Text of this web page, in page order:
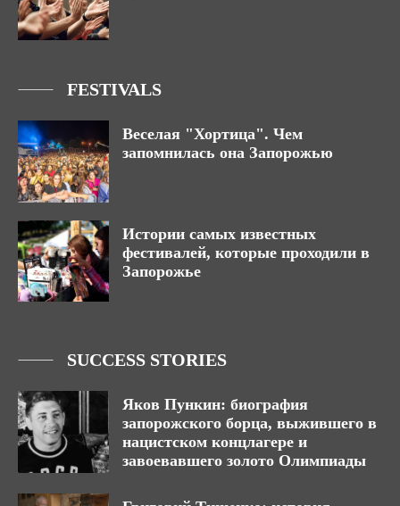
FESTIVALS
Веселая "Хортица". Чем
запомнилась она Запорожью
Истории самых известных
фестивалей, которые проходили в
Запорожье
SUCCESS STORIES
Яков Пункин: биография
запорожского борца, выжившего в
нацистском концлагере и
завоевавшего золото Олимпиады